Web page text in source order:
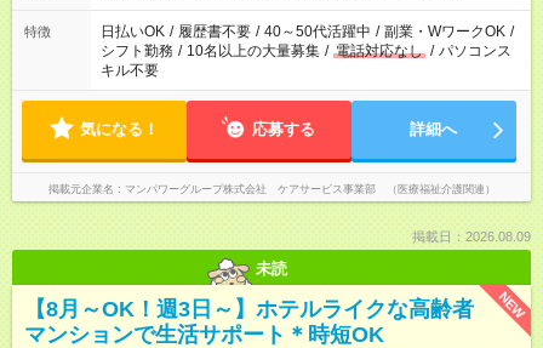
派遣法（日雇い派遣の原則禁止）により、短時間・短期間の就
業はご案内が難しい場合があります
特徴 日払いOK / 履歴書不要 / 40～50代活躍中 / 副業・WワークOK /
シフト勤務 / 10名以上の大量募集 / 電話対応なし / パソコンス
キル不要
気になる！ 応募する 詳細へ
掲載元企業名 マンパワーグループ株式会社 ケアサービス事業部 （医療福祉介護関連）
掲載日：2026.08.09
未読
NEW
【8月～OK！週3日～】ホテルライクな高齢者
マンションで生活サポート＊時短OK